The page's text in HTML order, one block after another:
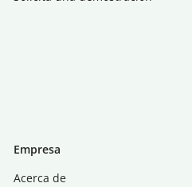
Empresa
Acerca de